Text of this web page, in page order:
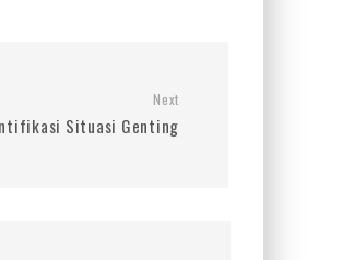
Next
Situasi Genting